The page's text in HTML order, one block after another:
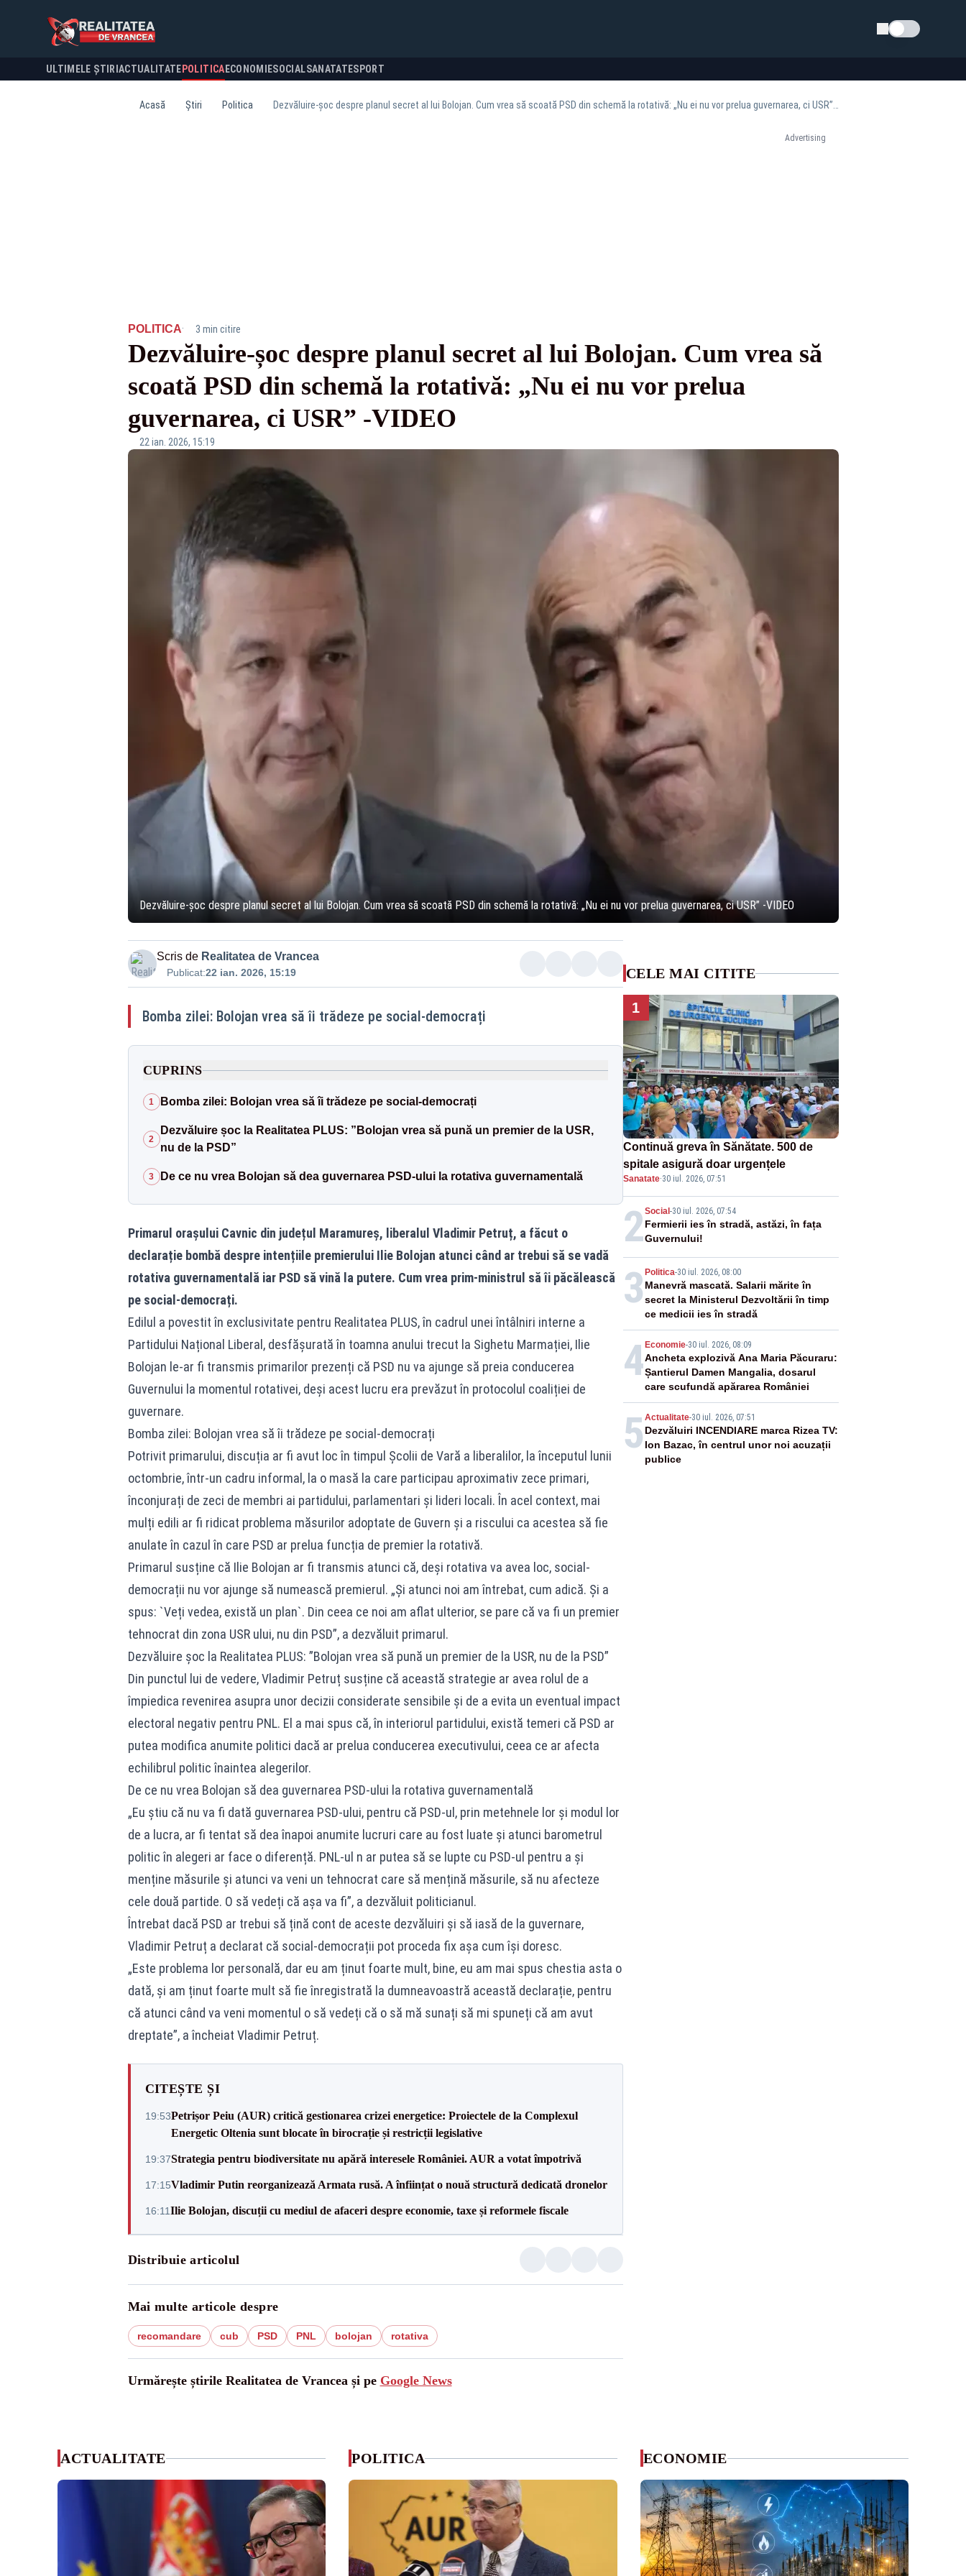
Schimba tema
ULTIMELE ȘTIRI ACTUALITATE POLITICA ECONOMIESOCIALSANATATESPORT
Acasă Știri Politica
Advertising
POLITICA· 3 min citire
Dezvăluire-șoc despre planul secret al lui Bolojan. Cum vrea să
scoată PSD din schemă la rotativă: „Nu ei nu vor prelua
guvernarea, ci USR” -VIDEO
22 ian. 2026, 15:19
Dezvăluire-șoc despre planul secret al lui Bolojan. Cum vrea să scoată PSD din schemă la rotativă: „Nu ei nu vor prelua guvernarea, ci USR” -VIDEO
Scris de Realitatea de Vrancea
Publicat:22 ian. 2026, 15:19
Bomba zilei: Bolojan vrea să îi trădeze pe social-democrați
CUPRINS
1 Bomba zilei: Bolojan vrea să îi trădeze pe social-democrați
2
Dezvăluire șoc la Realitatea PLUS: ”Bolojan vrea să pună un premier de la USR,
nu de la PSD”
3 De ce nu vrea Bolojan să dea guvernarea PSD-ului la rotativa guvernamentală
Primarul orașului Cavnic din județul Maramureș, liberalul Vladimir Petruț, a făcut o
declarație bombă despre intențiile premierului Ilie Bolojan atunci când ar trebui să se vadă
rotativa guvernamentală iar PSD să vină la putere. Cum vrea prim-ministrul să îi păcălească
pe social-democrați.
Edilul a povestit în exclusivitate pentru Realitatea PLUS, în cadrul unei întâlniri interne a
Partidului Național Liberal, desfășurată în toamna anului trecut la Sighetu Marmației, Ilie
Bolojan le-ar fi transmis primarilor prezenți că PSD nu va ajunge să preia conducerea
Guvernului la momentul rotativei, deși acest lucru era prevăzut în protocolul coaliției de
guvernare.
Bomba zilei: Bolojan vrea să îi trădeze pe social-democrați
Potrivit primarului, discuția ar fi avut loc în timpul Școlii de Vară a liberalilor, la începutul lunii
octombrie, într-un cadru informal, la o masă la care participau aproximativ zece primari,
înconjurați de zeci de membri ai partidului, parlamentari și lideri locali. În acel context, mai
mulți edili ar fi ridicat problema măsurilor adoptate de Guvern și a riscului ca acestea să fie
anulate în cazul în care PSD ar prelua funcția de premier la rotativă.
Primarul susține că Ilie Bolojan ar fi transmis atunci că, deși rotativa va avea loc, social-
democrații nu vor ajunge să numească premierul. „Și atunci noi am întrebat, cum adică. Și a
spus: `Veți vedea, există un plan`. Din ceea ce noi am aflat ulterior, se pare că va fi un premier
tehnocrat din zona USR ului, nu din PSD”, a dezvăluit primarul.
Dezvăluire șoc la Realitatea PLUS: ”Bolojan vrea să pună un premier de la USR, nu de la PSD”
Din punctul lui de vedere, Vladimir Petruț susține că această strategie ar avea rolul de a
împiedica revenirea asupra unor decizii considerate sensibile și de a evita un eventual impact
electoral negativ pentru PNL. El a mai spus că, în interiorul partidului, există temeri că PSD ar
putea modifica anumite politici dacă ar prelua conducerea executivului, ceea ce ar afecta
echilibrul politic înaintea alegerilor.
De ce nu vrea Bolojan să dea guvernarea PSD-ului la rotativa guvernamentală
„Eu știu că nu va fi dată guvernarea PSD-ului, pentru că PSD-ul, prin metehnele lor și modul lor
de a lucra, ar fi tentat să dea înapoi anumite lucruri care au fost luate și atunci barometrul
politic în alegeri ar face o diferență. PNL-ul n ar putea să se lupte cu PSD-ul pentru a și
menține măsurile și atunci va veni un tehnocrat care să mențină măsurile, să nu afecteze
cele două partide. O să vedeți că așa va fi”, a dezvăluit politicianul.
Întrebat dacă PSD ar trebui să țină cont de aceste dezvăluiri și să iasă de la guvernare,
Vladimir Petruț a declarat că social-democrații pot proceda fix așa cum își doresc.
„Este problema lor personală, dar eu am ținut foarte mult, bine, eu am mai spus chestia asta o
dată, și am ținut foarte mult să fie înregistrată la dumneavoastră această declarație, pentru
că atunci când va veni momentul o să vedeți că o să mă sunați să mi spuneți că am avut
dreptate”, a încheiat Vladimir Petruț.
CITEȘTE ȘI
19:53Petrișor Peiu (AUR) critică gestionarea crizei energetice: Proiectele de la Complexul
Energetic Oltenia sunt blocate în birocrație și restricții legislative
19:37Strategia pentru biodiversitate nu apără interesele României. AUR a votat împotrivă
17:15Vladimir Putin reorganizează Armata rusă. A înființat o nouă structură dedicată dronelor
16:11Ilie Bolojan, discuții cu mediul de afaceri despre economie, taxe și reformele fiscale
Distribuie articolul
Mai multe articole despre
recomandare cub PSD PNL bolojan rotativa
Urmărește știrile Realitatea de Vrancea și pe Google News
CELE MAI CITITE
1
Continuă greva în Sănătate. 500 de
spitale asigură doar urgențele
Sanatate·30 iul. 2026, 07:51
2Social -30 iul. 2026, 07:54
Fermierii ies în stradă, astăzi, în fața
Guvernului!
3 Politica-30 iul. 2026, 08:00
Manevră mascată. Salarii mărite în
secret la Ministerul Dezvoltării în timp
ce medicii ies în stradă
4 Economie-30 iul. 2026, 08:09
Ancheta explozivă Ana Maria Păcuraru:
Șantierul Damen Mangalia, dosarul
care scufundă apărarea României
5 Actualitate-30 iul. 2026, 07:51
Dezvăluiri INCENDIARE marca Rizea TV:
Ion Bazac, în centrul unor noi acuzații
publice
ACTUALITATE POLITICA ECONOMIE